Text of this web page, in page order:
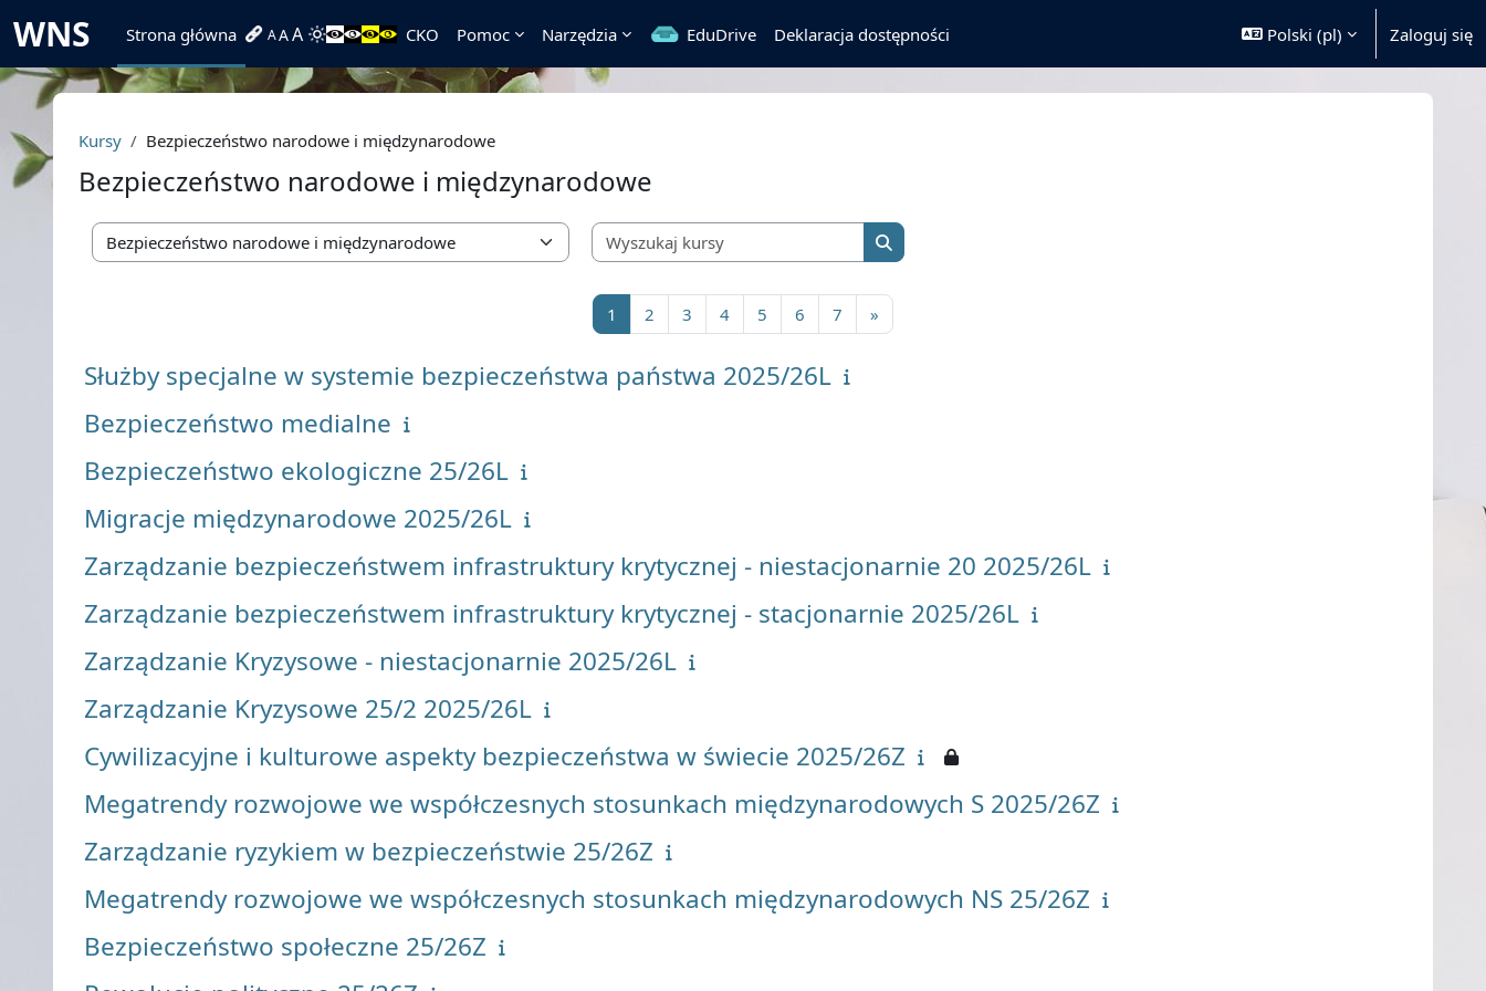
WNS Strona główna AAA CKO Pomoc Narzędzia EduDrive Deklaracja dostępności Polski ‎(pl)‎ Zaloguj się
Kursy Bezpieczeństwo narodowe i międzynarodowe
Bezpieczeństwo narodowe i międzynarodowe
Kategorie kursów
Wyszukaj kursy
Wyszukaj kursy
1 Strona 1
2 Strona 2
3 Strona 3
4Strona 4
5 Strona 5
6 Strona 6
7 Strona 7
»
Służby specjalne w systemie bezpieczeństwa państwa 2025/26L
Bezpieczeństwo medialne
Bezpieczeństwo ekologiczne 25/26L
Migracje międzynarodowe 2025/26L
Zarządzanie bezpieczeństwem infrastruktury krytycznej - niestacjonarnie 20 2025/26L
Zarządzanie bezpieczeństwem infrastruktury krytycznej - stacjonarnie 2025/26L
Zarządzanie Kryzysowe - niestacjonarnie 2025/26L
Zarządzanie Kryzysowe 25/2 2025/26L
Cywilizacyjne i kulturowe aspekty bezpieczeństwa w świecie 2025/26Z
Megatrendy rozwojowe we współczesnych stosunkach międzynarodowych S 2025/26Z
Zarządzanie ryzykiem w bezpieczeństwie 25/26Z
Megatrendy rozwojowe we współczesnych stosunkach międzynarodowych NS 25/26Z
Bezpieczeństwo społeczne 25/26Z